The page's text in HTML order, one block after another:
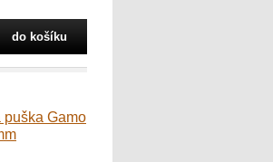
Gamo